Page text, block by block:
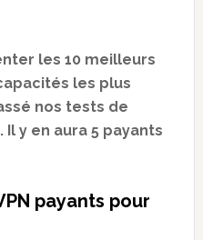
les 10 meilleurs
les plus
nos tests de
y en aura 5 payants
payants pour